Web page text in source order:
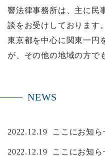
響法律事務所は、主に民
談をお受けしております。
東京都を中心に関東一円
が、その他の地域の方で
NEWS
2022.12.19 ここにお知ら
2022.12.19 ここにお知ら